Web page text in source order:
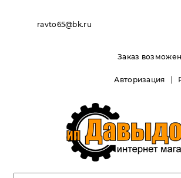
ravto65@bk.ru
Заказ
Авторизация